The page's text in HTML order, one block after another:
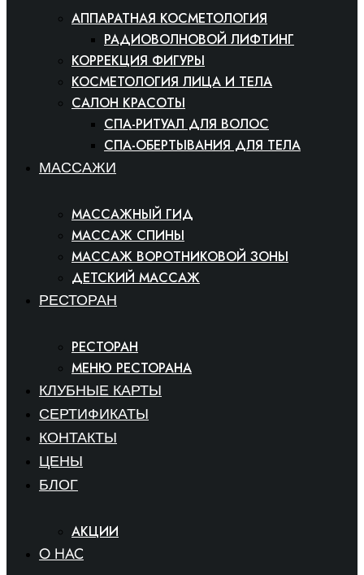
АППАРАТНАЯ КОСМЕТОЛОГИЯ
РАДИОВОЛНОВОЙ ЛИФТИНГ
КОРРЕКЦИЯ ФИГУРЫ
КОСМЕТОЛОГИЯ ЛИЦА И ТЕЛА
САЛОН КРАСОТЫ
СПА-РИТУАЛ ДЛЯ ВОЛОС
СПА-ОБЕРТЫВАНИЯ ДЛЯ ТЕЛА
МАССАЖИ
МАССАЖНЫЙ ГИД
МАССАЖ СПИНЫ
МАССАЖ ВОРОТНИКОВОЙ ЗОНЫ
ДЕТСКИЙ МАССАЖ
РЕСТОРАН
РЕСТОРАН
МЕНЮ РЕСТОРАНА
КЛУБНЫЕ КАРТЫ
СЕРТИФИКАТЫ
КОНТАКТЫ
ЦЕНЫ
БЛОГ
АКЦИИ
O HAC